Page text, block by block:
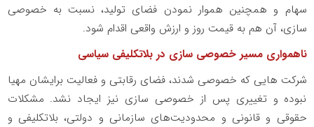
سهام و همچنین هموار نمودن فضای تولید، نسبت به خصوصی
سازی، آن هم به قیمت روز و ارزش واقعی اقدام شود.
ناهمواری مسیر خصوصی سازی در بلاتکلیفی سیاسی
شرکت هایی که خصوصی شدند، فضای رقابتی و فعالیت برایشان مهیا
نبوده و تغییری پس از خصوصی سازی نیز ایجاد نشد. مشکلات
حقوقی و قانونی و محدودیت‌های سازمانی و دولتی، بلاتکلیفی و